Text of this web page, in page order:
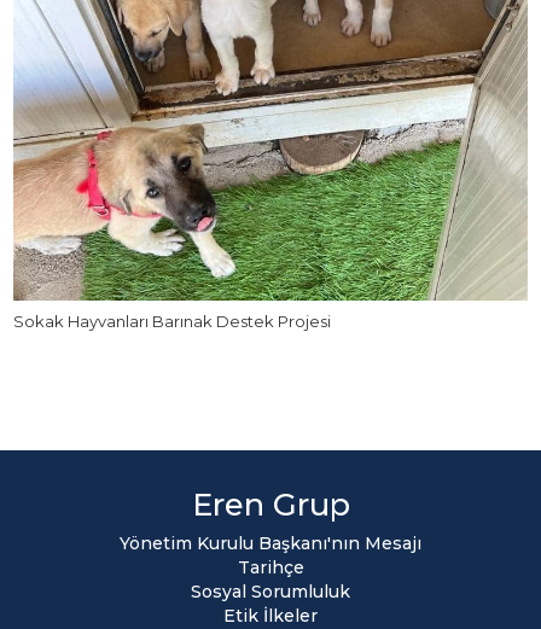
Sokak Hayvanları Barınak Destek Projesi
Eren Grup
Yönetim Kurulu Başkanı'nın Mesajı
Tarihçe
Sosyal Sorumluluk
Etik İlkeler